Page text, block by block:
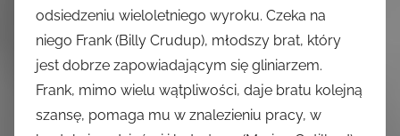
odsiedzeniu wieloletniego wyroku. Czeka na
niego Frank (Billy Crudup), młodszy brat, który
jest dobrze zapowiadającym się gliniarzem.
Frank, mimo wielu wątpliwości, daje bratu kolejną
szansę, pomaga mu w znalezieniu pracy, w